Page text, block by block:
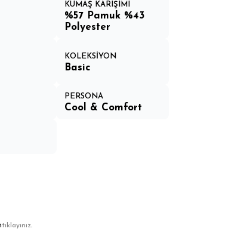
KUMAŞ KARIŞIMI
%57 Pamuk %43
Polyester
KOLEKSİYON
Basic
PERSONA
Cool & Comfort
tıklayınız.